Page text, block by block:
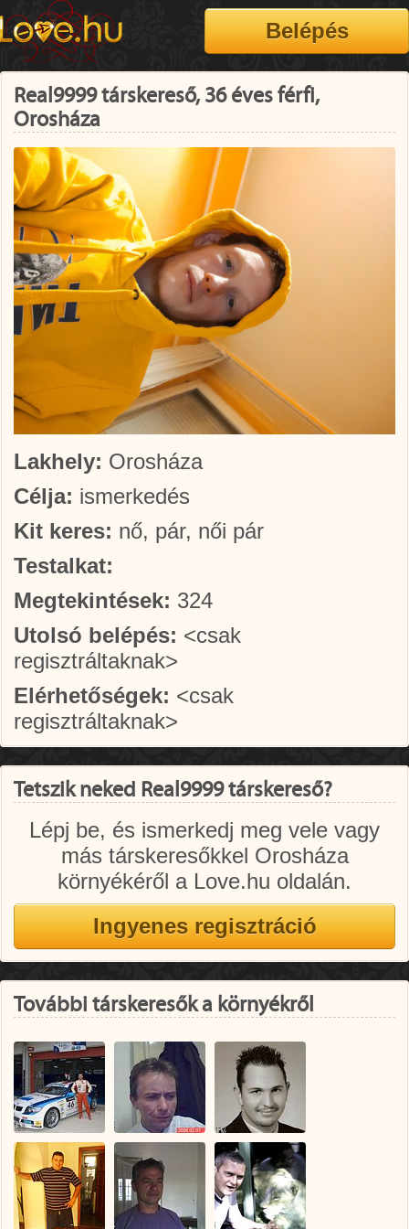
Real9999 társkereső, 36 éves férfi,
Orosháza
Lakhely: Orosháza
Célja: ismerkedés
Kit keres: nő, pár, női pár
Testalkat:
Megtekintések: 324
Utolsó belépés: <csak
regisztráltaknak>
Elérhetőségek: <csak
regisztráltaknak>
Tetszik neked Real9999 társkereső?
Lépj be, és ismerkedj meg vele vagy
más társkeresőkkel Orosháza
környékéről a Love.hu oldalán.
További társkeresők a környékről